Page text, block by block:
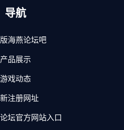
导航
海燕论坛吧
产品展示
游戏动态
注册网址
坛官方网站入口